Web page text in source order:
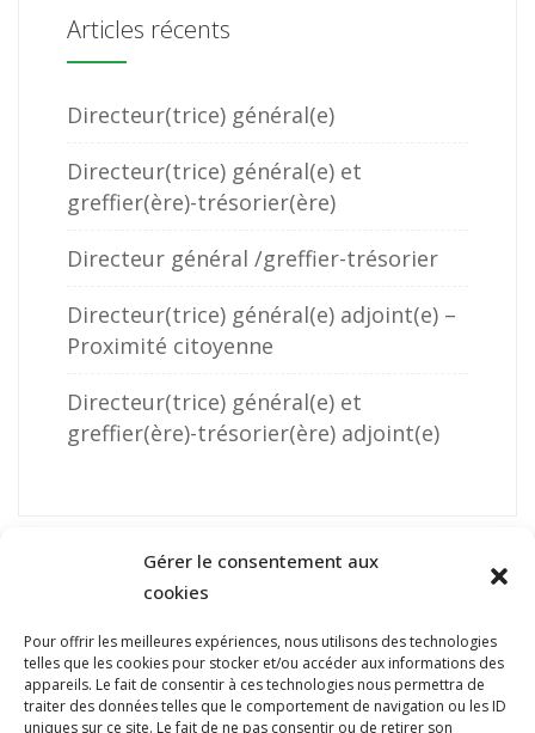
Gérer le consentement aux
cookies
Pour offrir les meilleures expériences, nous utilisons des technologies
telles que les cookies pour stocker et/ou accéder aux informations des
appareils. Le fait de consentir à ces technologies nous permettra de
traiter des données telles que le comportement de navigation ou les ID
uniques sur ce site. Le fait de ne pas consentir ou de retirer son
Articles récents
Directeur(trice) général(e)
Directeur(trice) général(e) et
greffier(ère)-trésorier(ère)
Directeur général /greffier-trésorier
Directeur(trice) général(e) adjoint(e) –
Proximité citoyenne
Directeur(trice) général(e) et
greffier(ère)-trésorier(ère) adjoint(e)
NOUS JOINDRE
400, boulevard Jean-Lesage